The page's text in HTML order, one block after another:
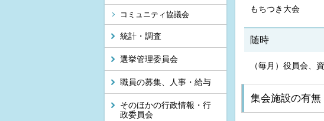
コミュニティ協議会
統計・調査
選挙管理委員会
職員の募集、人事・給与
そのほかの行政情報・行
政委員会
もちつき大会
随時
（毎月）役員会、
集会施設の有無